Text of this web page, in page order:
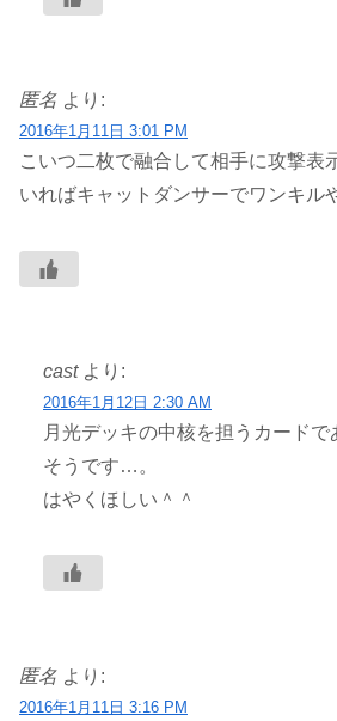
匿名 より:
2016年1月11日 3:01 PM
こいつ二枚で融合して相手に攻撃表
いればキャットダンサーでワンキル
cast より:
2016年1月12日 2:30 AM
月光デッキの中核を担うカードで
そうです…。
はやくほしい＾＾
匿名 より:
2016年1月11日 3:16 PM